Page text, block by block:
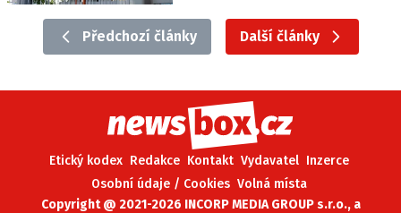
Předchozí články Další články
Etický kodex Redakce Kontakt Vydavatel Inzerce
Osobní údaje / Cookies Volná místa
Copyright @ 2021-2026 INCORP MEDIA GROUP s.r.o., a